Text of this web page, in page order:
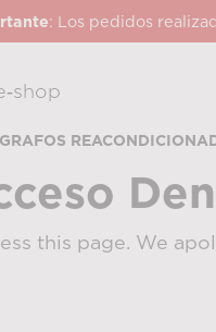
: Los pedidos
this page. We